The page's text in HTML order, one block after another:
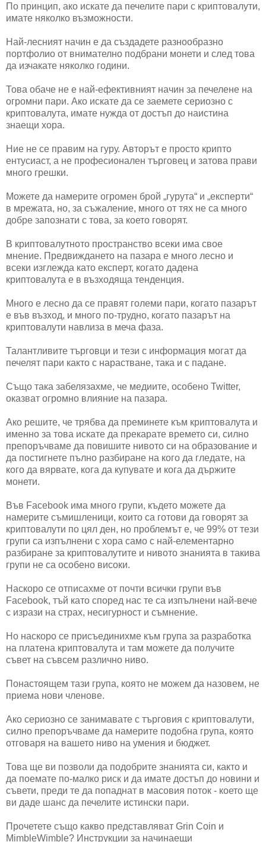
По принцип, ако искате да печелите пари с криптовалути,
имате няколко възможности.
Най-лесният начин е да създадете разнообразно
портфолио от внимателно подбрани монети и след това
да изчакате няколко години.
Това обаче не е най-ефективният начин за печелене на
огромни пари. Ако искате да се заемете сериозно с
криптовалута, имате нужда от достъп до наистина
знаещи хора.
Ние не се правим на гуру. Авторът е просто крипто
ентусиаст, а не професионален търговец и затова прави
много грешки.
Можете да намерите огромен брой „гурута“ и „експерти“
в мрежата, но, за съжаление, много от тях не са много
добре запознати с това, за което говорят.
В криптовалутното пространство всеки има свое
мнение. Предвиждането на пазара е много лесно и
всеки изглежда като експерт, когато дадена
криптовалута е в възходяща тенденция.
Много е лесно да се правят големи пари, когато пазарът
е във възход, и много по-трудно, когато пазарът на
криптовалути навлиза в меча фаза.
Талантливите търговци и тези с информация могат да
печелят пари както с нарастване, така и с падане.
Също така забелязахме, че медиите, особено Twitter,
оказват огромно влияние на пазара.
Ако решите, че трябва да преминете към криптовалута и
именно за това искате да прекарате времето си, силно
препоръчваме да повишите нивото си на образование и
да постигнете пълно разбиране на кого да гледате, на
кого да вярвате, кога да купувате и кога да държите
монети.
Във Facebook има много групи, където можете да
намерите съмишленици, които са готови да говорят за
криптовалути по цял ден, но проблемът е, че 99% от тези
групи са изпълнени с хора само с най-елементарно
разбиране за криптовалутите и нивото знанията в такива
групи не са особено високи.
Наскоро се отписахме от почти всички групи във
Facebook, тъй като според нас те са изпълнени най-вече
с изрази на страх, несигурност и съмнение.
Но наскоро се присъединихме към група за разработка
на платена криптовалута и там можете да получите
съвет на съвсем различно ниво.
Понастоящем тази група, която не можем да назовем, не
приема нови членове.
Ако сериозно се занимавате с търговия с криптовалути,
силно препоръчваме да намерите подобна група, която
отговаря на вашето ниво на умения и бюджет.
Това ще ви позволи да подобрите знанията си, както и
да поемате по-малко риск и да имате достъп до новини и
съвети, преди те да попаднат в масовия поток - което ще
ви даде шанс да печелите истински пари.
Прочетете също какво представляват Grin Coin и
MimbleWimble? Инструкции за начинаещи